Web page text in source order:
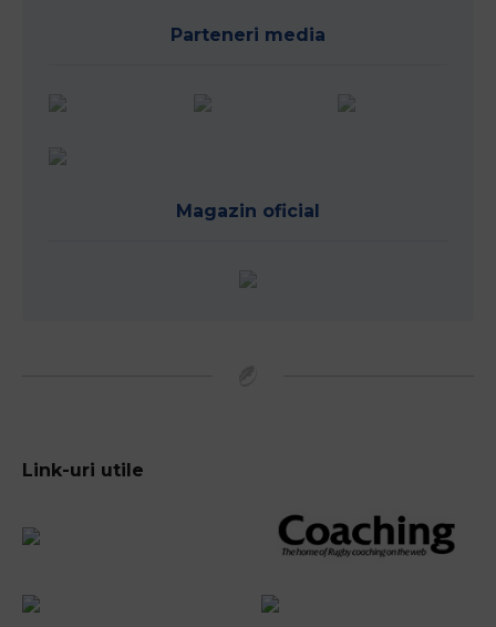
Parteneri media
Magazin oficial
Link-uri utile